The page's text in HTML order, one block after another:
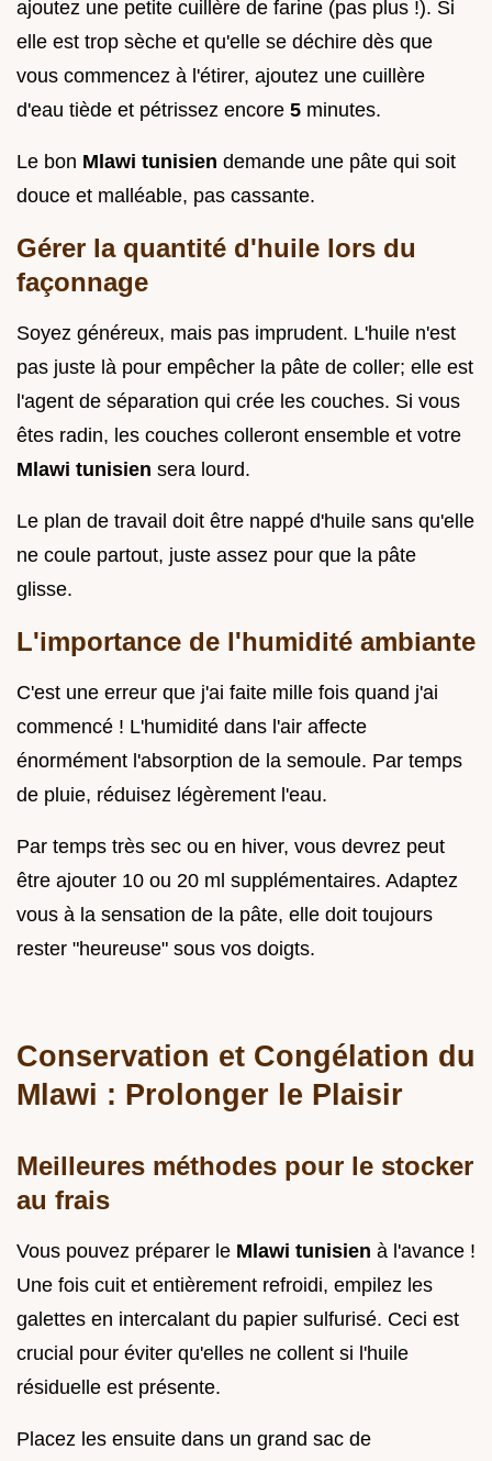
ajoutez une petite cuillère de farine (pas plus !). Si
elle est trop sèche et qu'elle se déchire dès que
vous commencez à l'étirer, ajoutez une cuillère
d'eau tiède et pétrissez encore 5 minutes.
Le bon Mlawi tunisien demande une pâte qui soit
douce et malléable, pas cassante.
Gérer la quantité d'huile lors du
façonnage
Soyez généreux, mais pas imprudent. L'huile n'est
pas juste là pour empêcher la pâte de coller; elle est
l'agent de séparation qui crée les couches. Si vous
êtes radin, les couches colleront ensemble et votre
Mlawi tunisien sera lourd.
Le plan de travail doit être nappé d'huile sans qu'elle
ne coule partout, juste assez pour que la pâte
glisse.
L'importance de l'humidité ambiante
C'est une erreur que j'ai faite mille fois quand j'ai
commencé ! L'humidité dans l'air affecte
énormément l'absorption de la semoule. Par temps
de pluie, réduisez légèrement l'eau.
Par temps très sec ou en hiver, vous devrez peut
être ajouter 10 ou 20 ml supplémentaires. Adaptez
vous à la sensation de la pâte, elle doit toujours
rester "heureuse" sous vos doigts.
Conservation et Congélation du
Mlawi : Prolonger le Plaisir
Meilleures méthodes pour le stocker
au frais
Vous pouvez préparer le Mlawi tunisien à l'avance !
Une fois cuit et entièrement refroidi, empilez les
galettes en intercalant du papier sulfurisé. Ceci est
crucial pour éviter qu'elles ne collent si l'huile
résiduelle est présente.
Placez les ensuite dans un grand sac de